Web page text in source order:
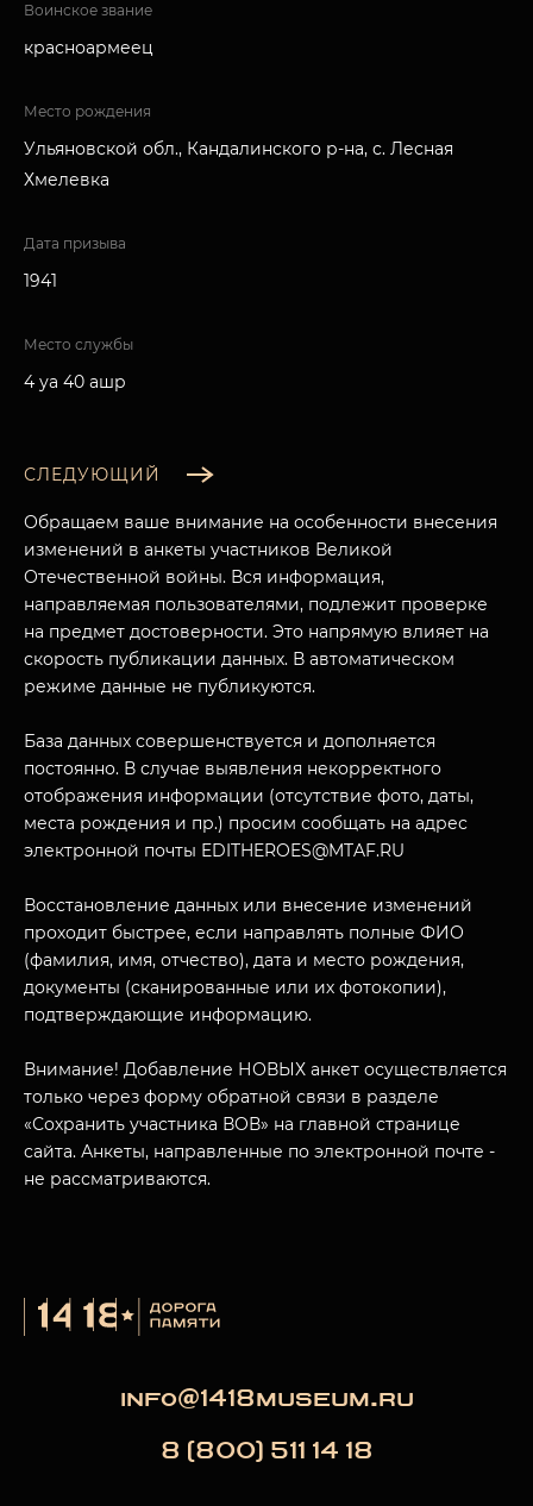
МУЗЕЙНЫЙ КОМПЛЕКС
ПОСЕТИТЕЛЯМ
О НАС
Воинское звание
красноармеец
Место рождения
Ульяновской обл., Кандалинского р-на, с. Лесная
Хмелевка
Дата призыва
1941
Место службы
4 уа 40 ашр
СЛЕДУЮЩИЙ
Обращаем ваше внимание на особенности внесения
изменений в анкеты участников Великой
Отечественной войны. Вся информация,
направляемая пользователями, подлежит проверке
на предмет достоверности. Это напрямую влияет на
скорость публикации данных. В автоматическом
режиме данные не публикуются.
База данных совершенствуется и дополняется
постоянно. В случае выявления некорректного
отображения информации (отсутствие фото, даты,
места рождения и пр.) просим сообщать на адрес
электронной почты EDITHEROES@MTAF.RU
Восстановление данных или внесение изменений
проходит быстрее, если направлять полные ФИО
(фамилия, имя, отчество), дата и место рождения,
документы (сканированные или их фотокопии),
подтверждающие информацию.
Внимание! Добавление НОВЫХ анкет осуществляется
только через форму обратной связи в разделе
«Сохранить участника ВОВ» на главной странице
сайта. Анкеты, направленные по электронной почте -
не рассматриваются.
info@1418museum.ru
8 (800) 511 14 18